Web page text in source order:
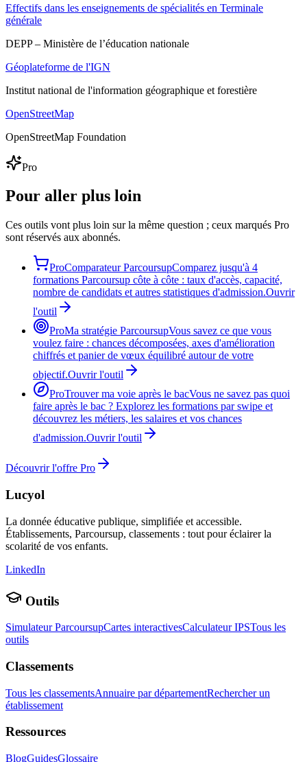
Effectifs dans les enseignements de spécialités en Terminale
générale
DEPP – Ministère de l’éducation nationale
Géoplateforme de l'IGN
Institut national de l'information géographique et forestière
OpenStreetMap
OpenStreetMap Foundation
Pro
Pour aller plus loin
Ces outils vont plus loin sur la même question ; ceux marqués Pro
sont réservés aux abonnés.
ProComparateur ParcoursupComparez jusqu'à 4
formations Parcoursup côte à côte : taux d'accès, capacité,
nombre de candidats et autres statistiques d'admission.Ouvrir
l'outil
ProMa stratégie ParcoursupVous savez ce que vous
voulez faire : chances décomposées, axes d'amélioration
chiffrés et panier de vœux équilibré autour de votre
objectif.Ouvrir l'outil
ProTrouver ma voie après le bacVous ne savez pas quoi
faire après le bac ? Explorez les formations par swipe et
découvrez les métiers, les salaires et vos chances
d'admission.Ouvrir l'outil
Découvrir l'offre Pro
Lucyol
La donnée éducative publique, simplifiée et accessible.
Établissements, Parcoursup, classements : tout pour éclairer la
scolarité de vos enfants.
LinkedIn
Outils
Simulateur ParcoursupCartes interactivesCalculateur IPSTous les
outils
Classements
Tous les classementsAnnuaire par départementRechercher un
établissement
Ressources
BlogGuidesGlossaire